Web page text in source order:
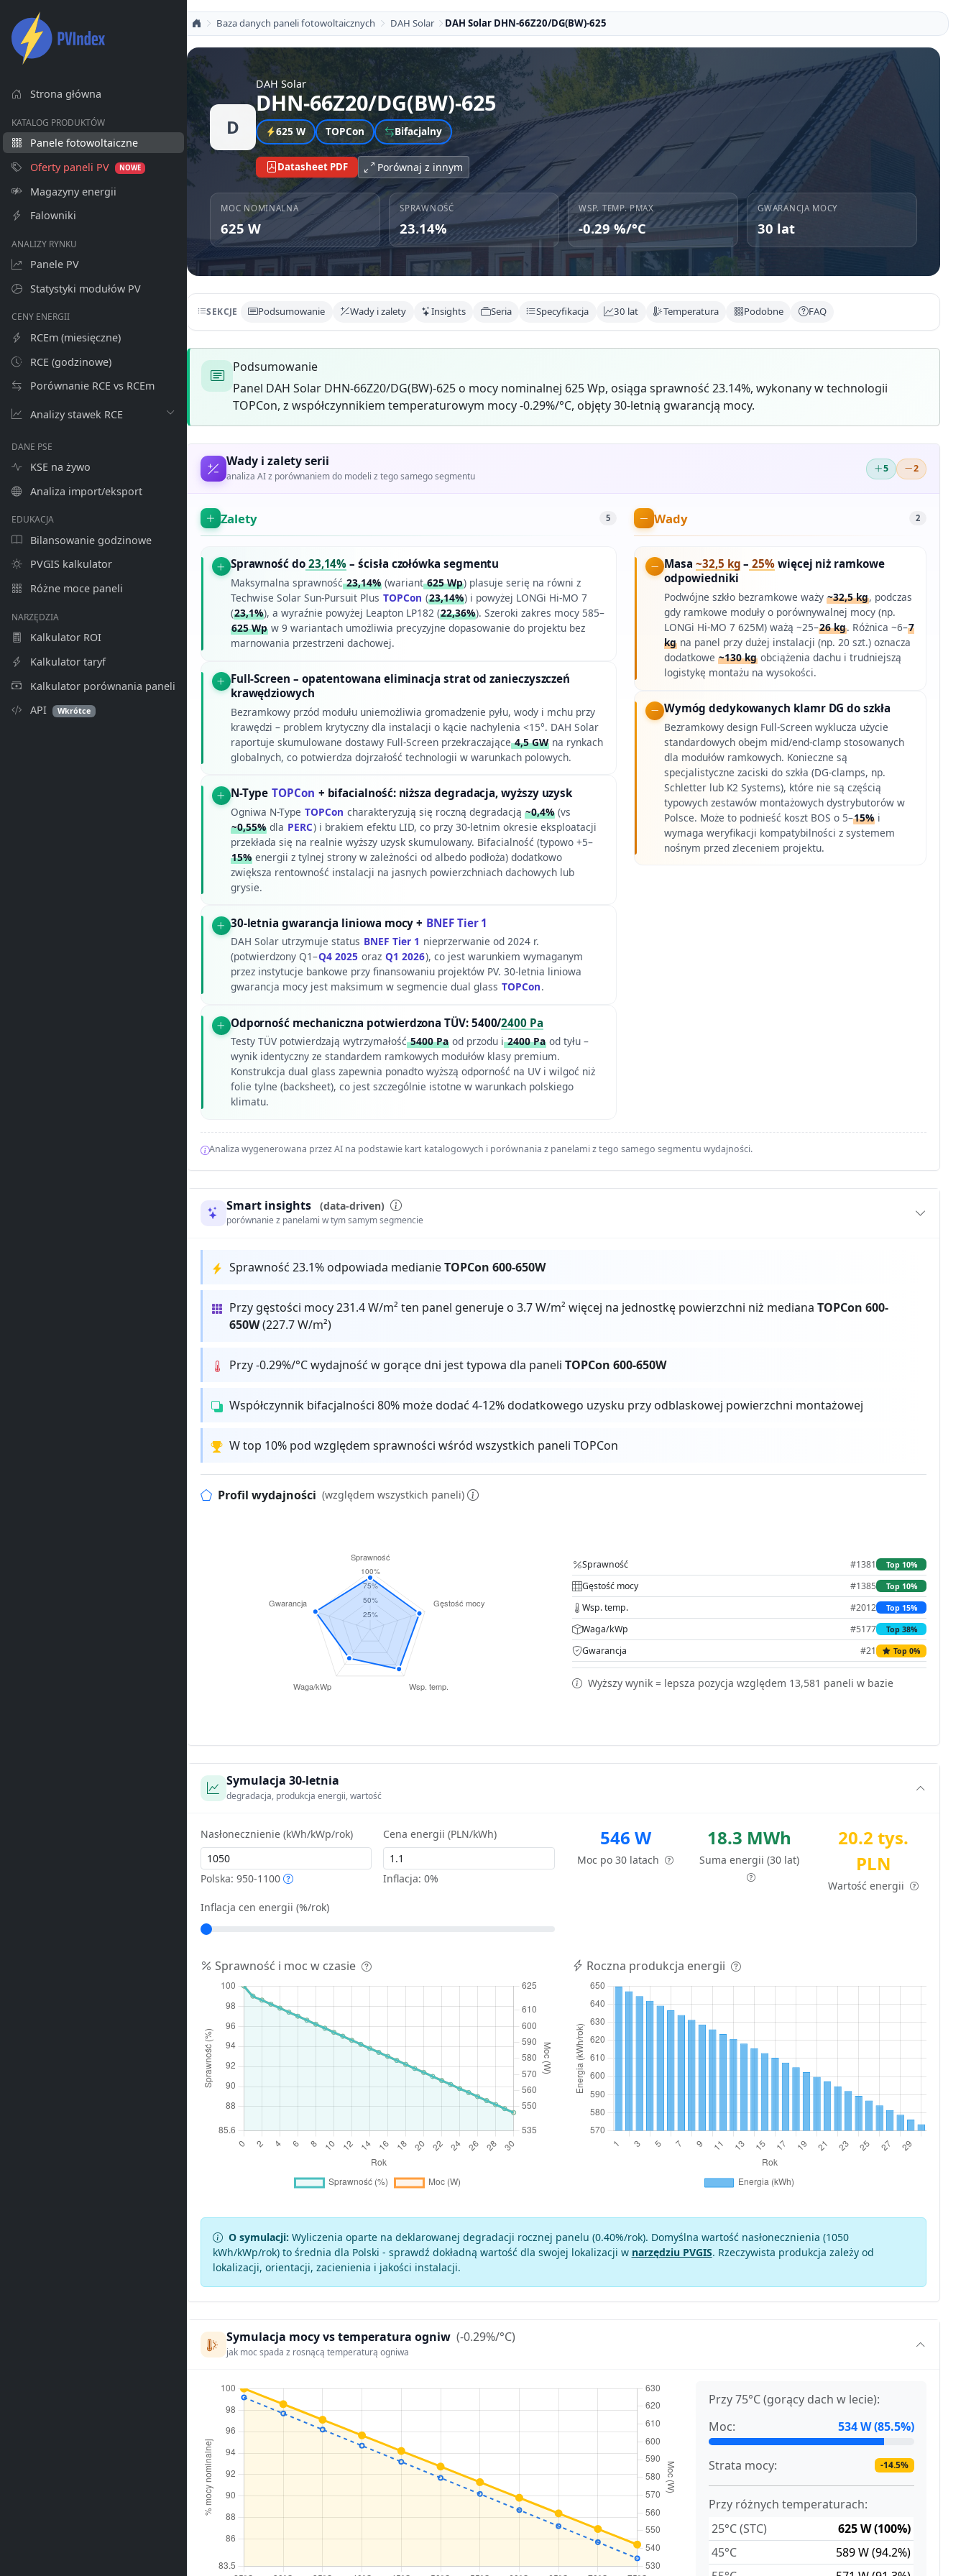
Strona główna
KATALOG PRODUKTÓW
Panele fotowoltaiczne
Oferty paneli PV
NOWE
Magazyny energii
Falowniki
ANALIZY RYNKU
Panele PV
Statystyki modułów PV
CENY ENERGII
RCEm (miesięczne)
RCE (godzinowe)
Porównanie RCE vs RCEm
Analizy stawek RCE
DANE PSE
KSE na żywo
Analiza import/eksport
EDUKACJA
Bilansowanie godzinowe
PVGIS kalkulator
Różne moce paneli
NARZĘDZIA
Kalkulator ROI
Kalkulator taryf
Kalkulator porównania paneli
API
Wkrótce
Baza danych paneli fotowoltaicznych DAH Solar DAH Solar DHN-66Z20/DG(BW)-625
D
DAH Solar
DHN-66Z20/DG(BW)-625
625 W TOPCon Bifacjalny
Datasheet PDF Porównaj z innym
MOC NOMINALNA
625 W
SPRAWNOŚĆ
23.14%
WSP. TEMP. PMAX
-0.29 %/°C
GWARANCJA MOCY
30 lat
SEKCJE Podsumowanie Wady i zalety Insights Seria Specyfikacja 30 lat Temperatura Podobne FAQ
Podsumowanie
Panel DAH Solar DHN-66Z20/DG(BW)-625 o mocy nominalnej 625 Wp, osiąga sprawność 23.14%, wykonany w technologii
TOPCon, z współczynnikiem temperaturowym mocy -0.29%/°C, objęty 30-letnią gwarancją mocy.
Wady i zalety serii
analiza AI z porównaniem do modeli z tego samego segmentu
5 2
Zalety 5
Sprawność do23,14% – ścisła czołówka segmentu
Maksymalna sprawność23,14%(wariant625 Wp) plasuje serię na równi z
Techwise Solar Sun-Pursuit Plus TOPCon (23,14%) i powyżej LONGi Hi-MO 7
(23,1%), a wyraźnie powyżej Leapton LP182 (22,36%). Szeroki zakres mocy 585–
625 Wpw 9 wariantach umożliwia precyzyjne dopasowanie do projektu bez
marnowania przestrzeni dachowej.
Full-Screen – opatentowana eliminacja strat od zanieczyszczeń
krawędziowych
Bezramkowy przód modułu uniemożliwia gromadzenie pyłu, wody i mchu przy
krawędzi – problem krytyczny dla instalacji o kącie nachylenia <15°. DAH Solar
raportuje skumulowane dostawy Full-Screen przekraczające4,5 GWna rynkach
globalnych, co potwierdza dojrzałość technologii w warunkach polowych.
N-Type TOPCon + bifacialność: niższa degradacja, wyższy uzysk
Ogniwa N-Type TOPCon charakteryzują się roczną degradacją ~0,4%(vs
~0,55%dla PERC) i brakiem efektu LID, co przy 30-letnim okresie eksploatacji
przekłada się na realnie wyższy uzysk skumulowany. Bifacialność (typowo +5–
15%energii z tylnej strony w zależności od albedo podłoża) dodatkowo
zwiększa rentowność instalacji na jasnych powierzchniach dachowych lub
grysie.
30-letnia gwarancja liniowa mocy + BNEF Tier 1
DAH Solar utrzymuje status BNEF Tier 1 nieprzerwanie od 2024 r.
(potwierdzony Q1–Q4 2025 oraz Q1 2026), co jest warunkiem wymaganym
przez instytucje bankowe przy finansowaniu projektów PV. 30-letnia liniowa
gwarancja mocy jest maksimum w segmencie dual glass TOPCon.
Odporność mechaniczna potwierdzona TÜV: 5400/2400 Pa
Testy TÜV potwierdzają wytrzymałość5400 Paod przodu i2400 Paod tyłu –
wynik identyczny ze standardem ramkowych modułów klasy premium.
Konstrukcja dual glass zapewnia ponadto wyższą odporność na UV i wilgoć niż
folie tylne (backsheet), co jest szczególnie istotne w warunkach polskiego
klimatu.
Wady 2
Masa~32,5 kg – 25% więcej niż ramkowe
odpowiedniki
Podwójne szkło bezramkowe waży~32,5 kg, podczas
gdy ramkowe moduły o porównywalnej mocy (np.
LONGi Hi-MO 7 625M) ważą ~25–26 kg. Różnica ~6–7
kg na panel przy dużej instalacji (np. 20 szt.) oznacza
dodatkowe~130 kg obciążenia dachu i trudniejszą
logistykę montażu na wysokości.
Wymóg dedykowanych klamr DG do szkła
Bezramkowy design Full-Screen wyklucza użycie
standardowych obejm mid/end-clamp stosowanych
dla modułów ramkowych. Konieczne są
specjalistyczne zaciski do szkła (DG-clamps, np.
Schletter lub K2 Systems), które nie są częścią
typowych zestawów montażowych dystrybutorów w
Polsce. Może to podnieść koszt BOS o 5–15% i
wymaga weryfikacji kompatybilności z systemem
nośnym przed zleceniem projektu.
Analiza wygenerowana przez AI na podstawie kart katalogowych i porównania z panelami z tego samego segmentu wydajności.
Smart insights (data-driven)
porównanie z panelami w tym samym segmencie
Sprawność 23.1% odpowiada medianieTOPCon 600-650W
Przy gęstości mocy 231.4 W/m² ten panel generuje o 3.7 W/m² więcej na jednostkę powierzchni niż medianaTOPCon 600-
650W(227.7 W/m²)
Przy -0.29%/°C wydajność w gorące dni jest typowa dla paneliTOPCon 600-650W
Współczynnik bifacjalności 80% może dodać 4-12% dodatkowego uzysku przy odblaskowej powierzchni montażowej
W top 10% pod względem sprawności wśród wszystkich paneli TOPCon
Profil wydajności (względem wszystkich paneli)
Sprawność #1381 Top 10%
Gęstość mocy #1385 Top 10%
Wsp. temp. #2012 Top 15%
Waga/kWp #5177 Top 38%
Gwarancja #21 Top 0%
Wyższy wynik = lepsza pozycja względem 13,581 paneli w bazie
Symulacja 30-letnia
degradacja, produkcja energii, wartość
Nasłonecznienie (kWh/kWp/rok)
Polska: 950-1100
Cena energii (PLN/kWh)
Inflacja:0%
Inflacja cen energii (%/rok)
546 W
Moc po 30 latach
18.3 MWh
Suma energii (30 lat)
20.2 tys.
PLN
Wartość energii
Sprawność i moc w czasie Roczna produkcja energii
O symulacji: Wyliczenia oparte na deklarowanej degradacji rocznej panelu (0.40%/rok). Domyślna wartość nasłonecznienia (1050
kWh/kWp/rok) to średnia dla Polski - sprawdź dokładną wartość dla swojej lokalizacji w narzędziu PVGIS. Rzeczywista produkcja zależy od
lokalizacji, orientacji, zacienienia i jakości instalacji.
Symulacja mocy vs temperatura ogniw (-0.29%/°C)
jak moc spada z rosnącą temperaturą ogniwa
Przy 75°C (gorący dach w lecie):
Moc:
534 W (85.5%)
Strata mocy: -14.5%
Przy różnych temperaturach:
25°C (STC)
625 W (100%)
45°C
589 W (94.2%)